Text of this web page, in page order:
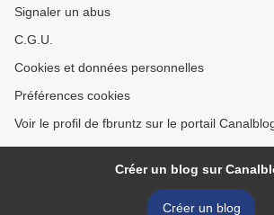
Signaler un abus
C.G.U.
Cookies et données personnelles
Préférences cookies
Voir le profil de fbruntz sur le portail
Créer un blog sur
Créer un blog